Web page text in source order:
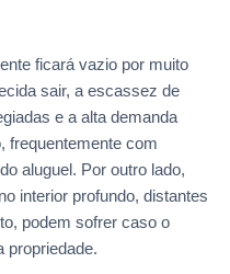
ficará vazio por muito
sair, a escassez de
e a alta demanda
frequentemente com
aluguel. Por outro lado,
interior profundo, distantes
podem sofrer caso o
propriedade.